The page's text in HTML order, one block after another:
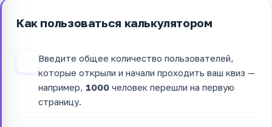
Как пользоваться калькулятором
Введите общее количество пользователей,
которые открыли и начали проходить ваш квиз —
например, 1000 человек перешли на первую
страницу.